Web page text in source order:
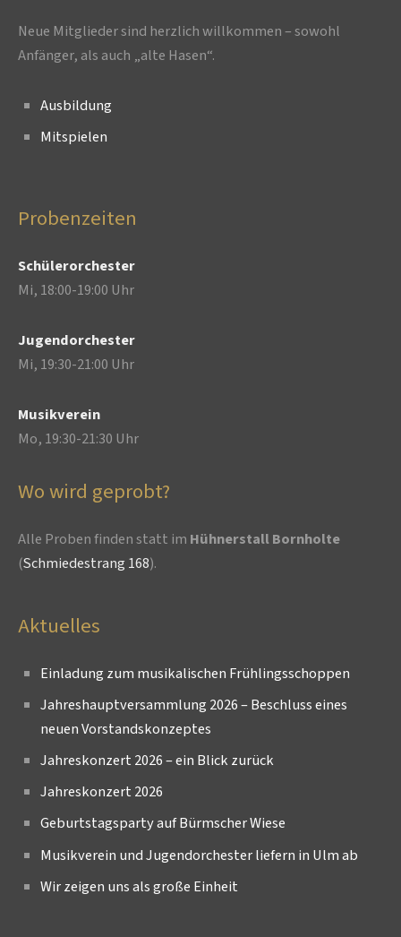
Neue Mitglieder sind herzlich willkommen – sowohl
Anfänger, als auch „alte Hasen“.
Ausbildung
Mitspielen
Probenzeiten
Schülerorchester
Mi, 18:00-19:00 Uhr
Jugendorchester
Mi, 19:30-21:00 Uhr
Musikverein
Mo, 19:30-21:30 Uhr
Wo wird geprobt?
Alle Proben finden statt im Hühnerstall Bornholte
(Schmiedestrang 168).
Aktuelles
Einladung zum musikalischen Frühlingsschoppen
Jahreshauptversammlung 2026 – Beschluss eines
neuen Vorstandskonzeptes
Jahreskonzert 2026 – ein Blick zurück
Jahreskonzert 2026
Geburtstagsparty auf Bürmscher Wiese
Musikverein und Jugendorchester liefern in Ulm ab
Wir zeigen uns als große Einheit